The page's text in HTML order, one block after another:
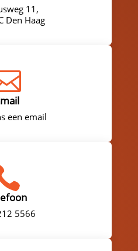
11,
Den Haag
een email
5566